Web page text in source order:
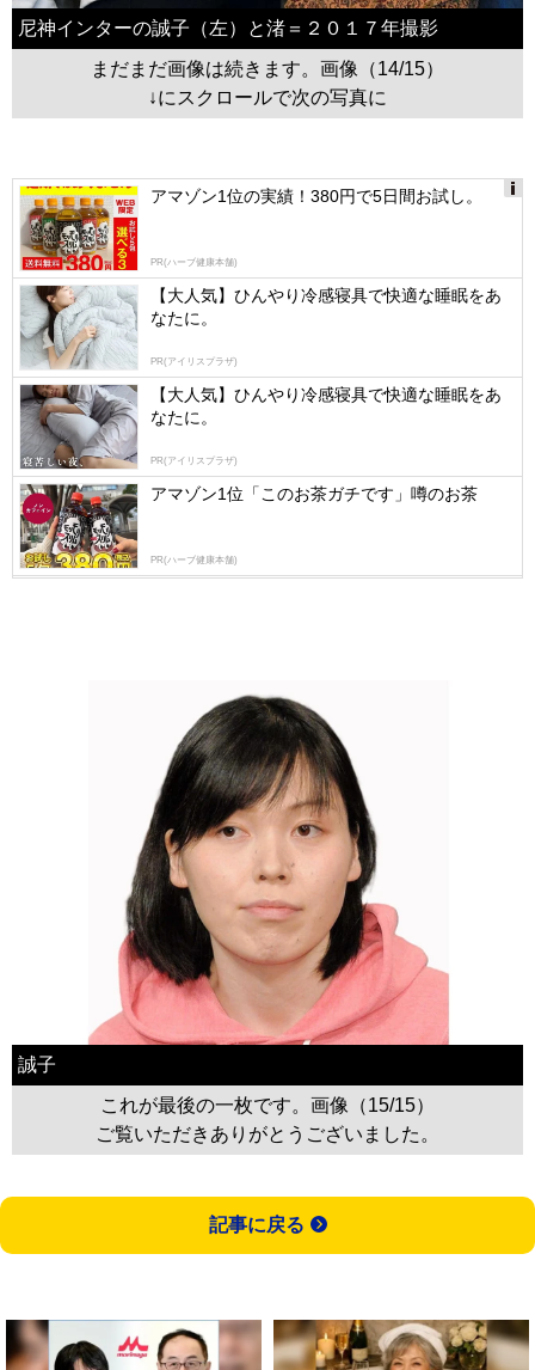
尼神インターの誠子（左）と渚＝２０１７年撮影
まだまだ画像は続きます。画像（14/15）
↓にスクロールで次の写真に
logly
アマゾン1位の実績！380円で5日間お試し。
PR(ハーブ健康本舗)
【大人気】ひんやり冷感寝具で快適な睡眠をあ
なたに。
PR(アイリスプラザ)
【大人気】ひんやり冷感寝具で快適な睡眠をあ
なたに。
PR(アイリスプラザ)
アマゾン1位「このお茶ガチです」噂のお茶
PR(ハーブ健康本舗)
誠子
これが最後の一枚です。画像（15/15）
ご覧いただきありがとうございました。
記事に戻る